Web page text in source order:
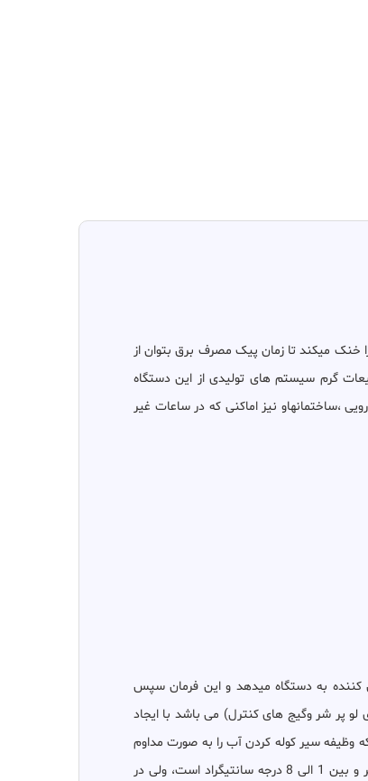
خنک میکند تا زمان پیک مصرف برق بتوان از
گرم سیستم های تولیدی از این دستگاه
،ساختمانهاو نیز اماکنی که در ساعات غیر
کننده به دستگاه میدهد و این فرمان سپس
لو پر شر وگیج های کنترل) می باشد با ایجاد
وظیفه سیر کوله کردن آب را به صورت مداوم
دارد ذوب شده در نتیجه دمای آب وان به دمای دلخواه 1درجه می رسد. دمای مایع داخل آیس بانک که عمدتا آب میباشد معمولای بالای صفر و بین 1 الی 8 درجه سانتیگراد است، ولی در